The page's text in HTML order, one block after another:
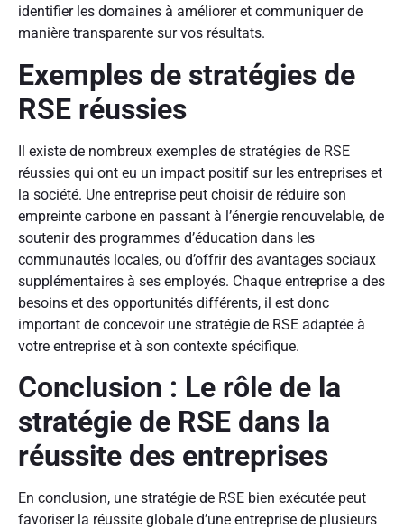
identifier les domaines à améliorer et communiquer de
manière transparente sur vos résultats.
Exemples de stratégies de
RSE réussies
Il existe de nombreux exemples de stratégies de RSE
réussies qui ont eu un impact positif sur les entreprises et
la société. Une entreprise peut choisir de réduire son
empreinte carbone en passant à l’énergie renouvelable, de
soutenir des programmes d’éducation dans les
communautés locales, ou d’offrir des avantages sociaux
supplémentaires à ses employés. Chaque entreprise a des
besoins et des opportunités différents, il est donc
important de concevoir une stratégie de RSE adaptée à
votre entreprise et à son contexte spécifique.
Conclusion : Le rôle de la
stratégie de RSE dans la
réussite des entreprises
En conclusion, une stratégie de RSE bien exécutée peut
favoriser la réussite globale d’une entreprise de plusieurs